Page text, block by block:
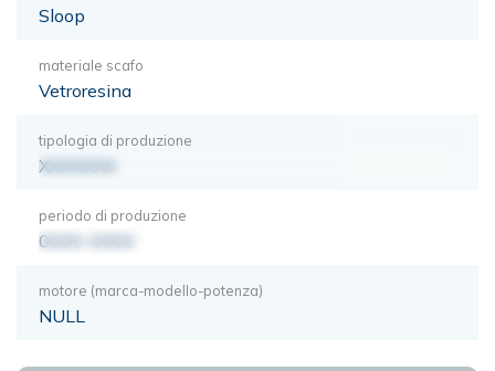
Sloop
materiale scafo
Vetroresina
tipologia di produzione
XXXXXXX
periodo di produzione
0000-0000
motore (marca-modello-potenza)
NULL